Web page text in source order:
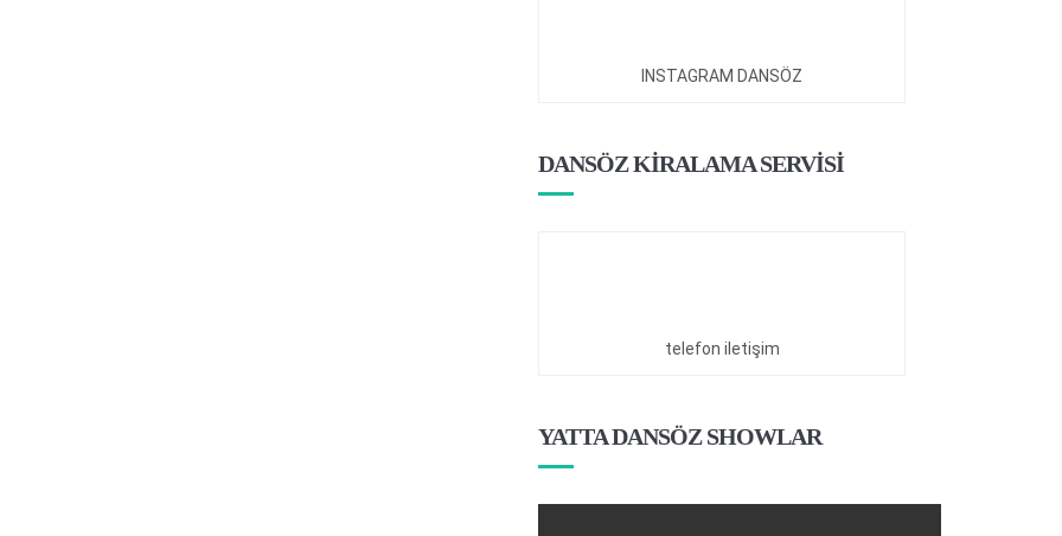
INSTAGRAM DANSÖZ
DANSÖZ KİRALAMA SERVİSİ
telefon iletişim
YATTA DANSÖZ SHOWLAR